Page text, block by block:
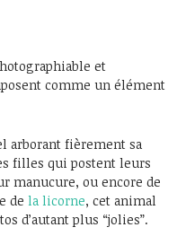
et
comme un élément
arborant fièrement sa
filles qui postent leurs
manucure, ou encore de
de la licorne, cet animal
d’autant plus “jolies”.